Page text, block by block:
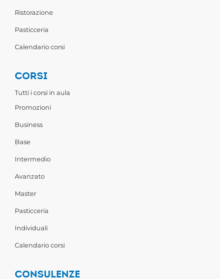
Ristorazione
Pasticceria
Calendario corsi
CORSI
Tutti i corsi in aula
Promozioni
Business
Base
Intermedio
Avanzato
Master
Pasticceria
Individuali
Calendario corsi
CONSULENZE